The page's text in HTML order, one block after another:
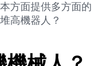
方面提供多方面的
高機器人？